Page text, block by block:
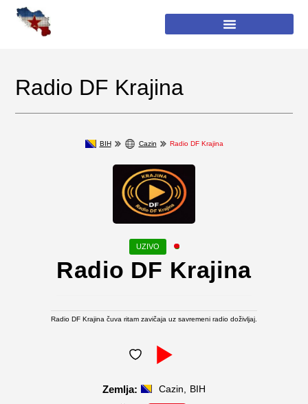
Radio DF Krajina
BIH Cazin Radio DF Krajina
Radio DF Krajina
Radio DF Krajina čuva ritam zavičaja uz savremeni radio doživljaj.
Cazin BIH